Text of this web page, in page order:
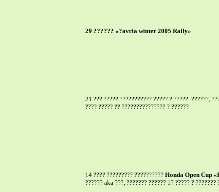
29 ?????? «?avria winter 2005 Rally»
21 ??? ????? ??????????? ????? ? ????? ??????,
???? ????? ?? ??????????????? ? ??????
14 ???? ????????? ?????????? Honda Open Cup
?????? aka ???, ??????? ?????? 1? ????? ? ???????